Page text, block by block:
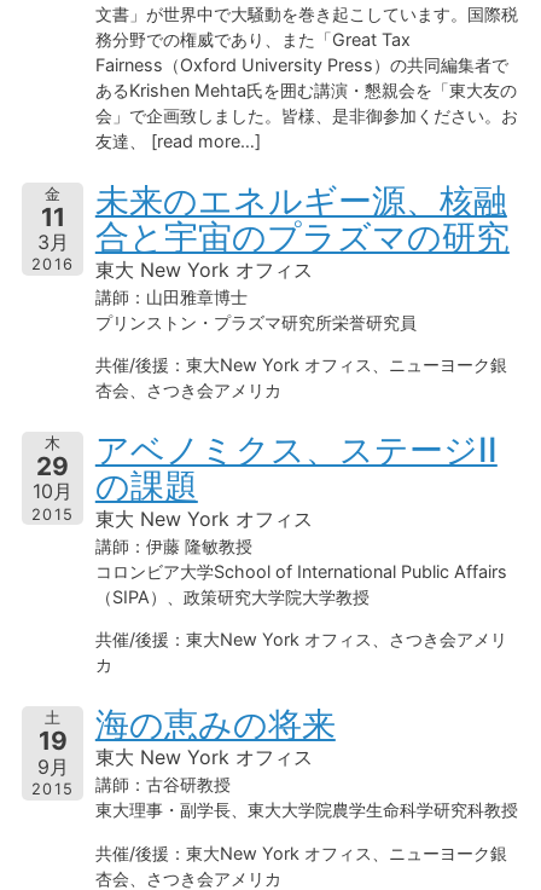
文書」が世界中で大騒動を巻き起こしています。国際税
務分野での権威であり、また「Great Tax
Fairness（Oxford University Press）の共同編集者で
あるKrishen Mehta氏を囲む講演・懇親会を「東大友の
会」で企画致しました。皆様、是非御参加ください。お
友達、 [read more…]
金
11
3月
2016
未来のエネルギー源、核融
合と宇宙のプラズマの研究
東大 New York オフィス
講師：山田雅章博士
プリンストン・プラズマ研究所栄誉研究員
共催/後援：東大New York オフィス、ニューヨーク銀
杏会、さつき会アメリカ
木
29
10月
2015
アベノミクス、ステージII
の課題
東大 New York オフィス
講師：伊藤 隆敏教授
コロンビア大学School of International Public Affairs
（SIPA）、政策研究大学院大学教授
共催/後援：東大New York オフィス、さつき会アメリ
カ
土
19
9月
2015
海の恵みの将来
東大 New York オフィス
講師：古谷研教授
東大理事・副学長、東大大学院農学生命科学研究科教授
共催/後援：東大New York オフィス、ニューヨーク銀
杏会、さつき会アメリカ